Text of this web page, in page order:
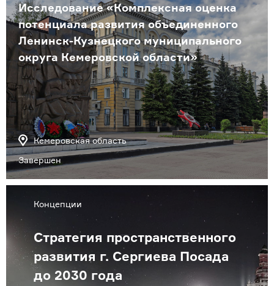
Исследование «Комплексная оценка
потенциала развития объединенного
Ленинск-Кузнецкого муниципального
округа Кемеровской области»
Кемеровская область
Завершен
Концепции
Стратегия пространственного
развития г. Сергиева Посада
до 2030 года